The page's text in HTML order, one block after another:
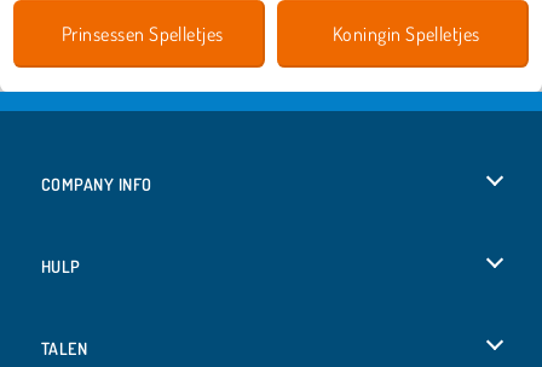
Prinsessen Spelletjes Koningin Spelletjes
COMPANY INFO
HULP
TALEN